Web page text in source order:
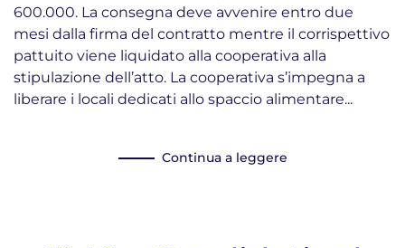
600.000. La consegna deve avvenire entro due
mesi dalla firma del contratto mentre il corrispettivo
pattuito viene liquidato alla cooperativa alla
stipulazione dell’atto. La cooperativa s’impegna a
liberare i locali dedicati allo spaccio alimentare...
Continua a leggere